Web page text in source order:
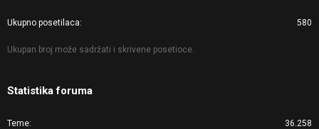
Ukupno posetilaca 580
Ukupan broj može sadržati i skrivene posetioce.
Statistika foruma
Teme 36.258